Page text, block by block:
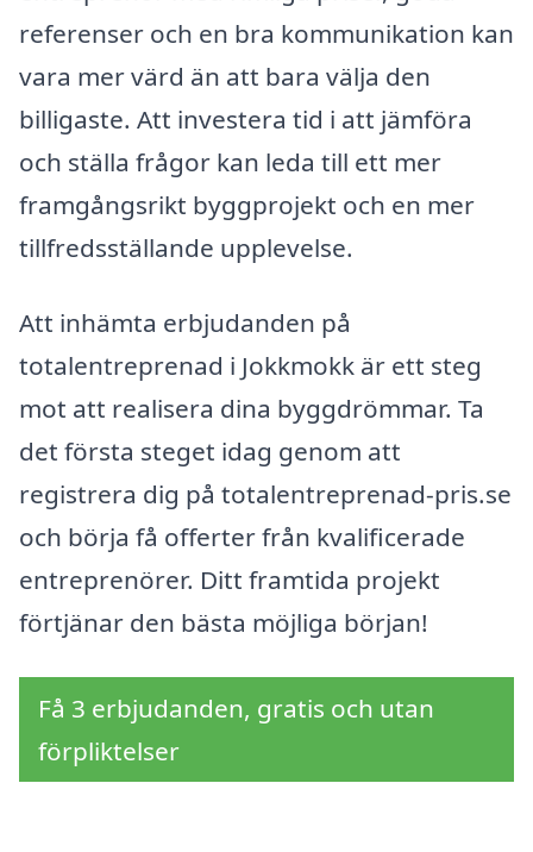
referenser och en bra kommunikation kan
vara mer värd än att bara välja den
billigaste. Att investera tid i att jämföra
och ställa frågor kan leda till ett mer
framgångsrikt byggprojekt och en mer
tillfredsställande upplevelse.
Att inhämta erbjudanden på
totalentreprenad i Jokkmokk är ett steg
mot att realisera dina byggdrömmar. Ta
det första steget idag genom att
registrera dig på totalentreprenad-pris.se
och börja få offerter från kvalificerade
entreprenörer. Ditt framtida projekt
förtjänar den bästa möjliga början!
Få 3 erbjudanden, gratis och utan
förpliktelser